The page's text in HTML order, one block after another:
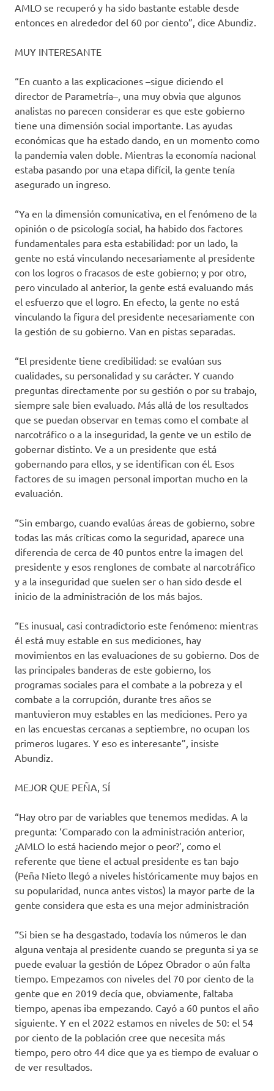
AMLO se recuperó y ha sido bastante estable desde
entonces en alrededor del 60 por ciento”, dice Abundiz.
MUY INTERESANTE
“En cuanto a las explicaciones –sigue diciendo el
director de Parametría–, una muy obvia que algunos
analistas no parecen considerar es que este gobierno
tiene una dimensión social importante. Las ayudas
económicas que ha estado dando, en un momento como
la pandemia valen doble. Mientras la economía nacional
estaba pasando por una etapa difícil, la gente tenía
asegurado un ingreso.
“Ya en la dimensión comunicativa, en el fenómeno de la
opinión o de psicología social, ha habido dos factores
fundamentales para esta estabilidad: por un lado, la
gente no está vinculando necesariamente al presidente
con los logros o fracasos de este gobierno; y por otro,
pero vinculado al anterior, la gente está evaluando más
el esfuerzo que el logro. En efecto, la gente no está
vinculando la figura del presidente necesariamente con
la gestión de su gobierno. Van en pistas separadas.
“El presidente tiene credibilidad: se evalúan sus
cualidades, su personalidad y su carácter. Y cuando
preguntas directamente por su gestión o por su trabajo,
siempre sale bien evaluado. Más allá de los resultados
que se puedan observar en temas como el combate al
narcotráfico o a la inseguridad, la gente ve un estilo de
gobernar distinto. Ve a un presidente que está
gobernando para ellos, y se identifican con él. Esos
factores de su imagen personal importan mucho en la
evaluación.
“Sin embargo, cuando evalúas áreas de gobierno, sobre
todas las más críticas como la seguridad, aparece una
diferencia de cerca de 40 puntos entre la imagen del
presidente y esos renglones de combate al narcotráfico
y a la inseguridad que suelen ser o han sido desde el
inicio de la administración de los más bajos.
“Es inusual, casi contradictorio este fenómeno: mientras
él está muy estable en sus mediciones, hay
movimientos en las evaluaciones de su gobierno. Dos de
las principales banderas de este gobierno, los
programas sociales para el combate a la pobreza y el
combate a la corrupción, durante tres años se
mantuvieron muy estables en las mediciones. Pero ya
en las encuestas cercanas a septiembre, no ocupan los
primeros lugares. Y eso es interesante”, insiste
Abundiz.
MEJOR QUE PEÑA, SÍ
“Hay otro par de variables que tenemos medidas. A la
pregunta: ‘Comparado con la administración anterior,
¿AMLO lo está haciendo mejor o peor?’, como el
referente que tiene el actual presidente es tan bajo
(Peña Nieto llegó a niveles históricamente muy bajos en
su popularidad, nunca antes vistos) la mayor parte de la
gente considera que esta es una mejor administración
“Si bien se ha desgastado, todavía los números le dan
alguna ventaja al presidente cuando se pregunta si ya se
puede evaluar la gestión de López Obrador o aún falta
tiempo. Empezamos con niveles del 70 por ciento de la
gente que en 2019 decía que, obviamente, faltaba
tiempo, apenas iba empezando. Cayó a 60 puntos el año
siguiente. Y en el 2022 estamos en niveles de 50: el 54
por ciento de la población cree que necesita más
tiempo, pero otro 44 dice que ya es tiempo de evaluar o
de ver resultados.